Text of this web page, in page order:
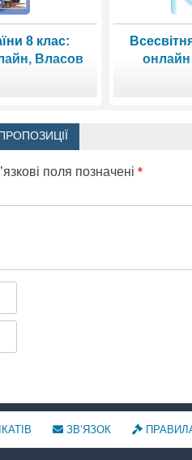
8 клас:
Власов
онлайн
поля позначені *
ЗВ’ЯЗОК